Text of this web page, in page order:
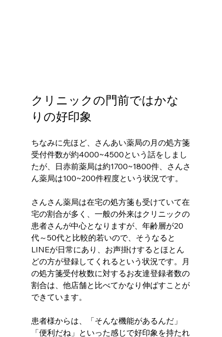
クリニックの門前ではかな
りの好印象
ちなみに先ほど、さんあい薬局の月の処方箋
受付件数が約4000~4500という話をしまし
たが、日赤前薬局は約1700~1800件、さんさ
ん薬局は100~200件程度という状況です。
さんさん薬局は在宅の処方箋も受けていて在
宅の割合が多く、一般の外来はクリニックの
患者さんが中心となりますが、年齢層が20
代～50代と比較的若いので、そうなると
LINEが日常にあり、お声掛けするとほとん
どの方が登録してくれるという状況です。月
の処方箋受付枚数に対するお友達登録者数の
割合は、他店舗と比べてかなり伸ばすことが
できています。
患者様からは、「そんな機能があるんだ」
「便利だね」といった感じで好印象を持たれ